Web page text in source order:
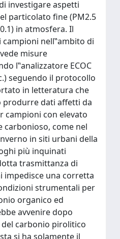
investigare aspetti
particolato fine (PM2.5
in atmosfera. Il
nell‟ambito di
misure
l‟analizzatore ECOC
seguendo il protocollo
in letteratura che
produrre dati affetti da
con elevato
come nel
in siti urbani della
più inquinati
trasmittanza di
impedisce una corretta
strumentali per
organico ed
avvenire dopo
carbonio pirolitico
si ha solamente il